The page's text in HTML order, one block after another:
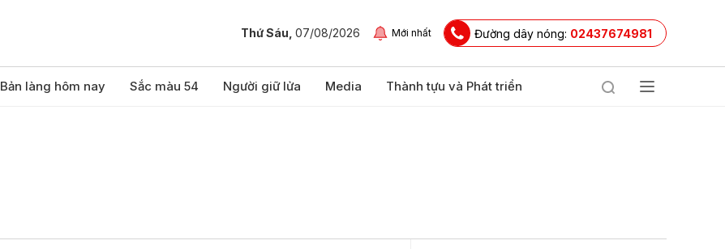
Thứ Sáu, 07/08/2026 Mới nhất Đường dây nóng: 02437674981
Bản làng hôm nay Sắc màu 54 Người giữ lửa Media Thành tựu và Phát triển